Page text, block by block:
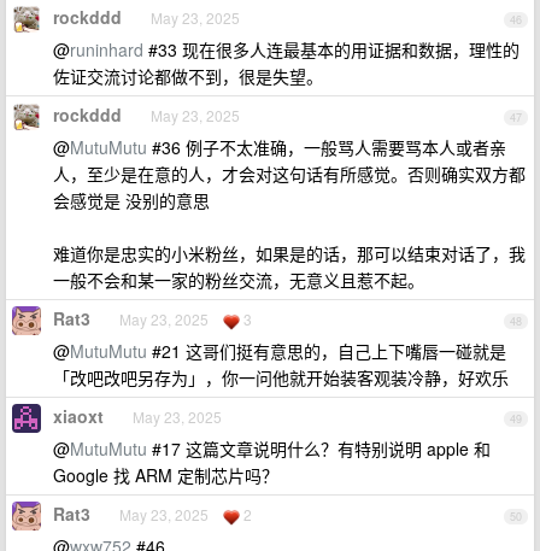
46
rockddd May 23, 2025
@runinhard #33 现在很多人连最基本的用证据和数据，理性的
佐证交流讨论都做不到，很是失望。
47
rockddd May 23, 2025
@MutuMutu #36 例子不太准确，一般骂人需要骂本人或者亲
人，至少是在意的人，才会对这句话有所感觉。否则确实双方都
会感觉是 没别的意思
难道你是忠实的小米粉丝，如果是的话，那可以结束对话了，我
一般不会和某一家的粉丝交流，无意义且惹不起。
48
Rat3 May 23, 2025 3
@MutuMutu #21 这哥们挺有意思的，自己上下嘴唇一碰就是
「改吧改吧另存为」，你一问他就开始装客观装冷静，好欢乐
49
xiaoxt May 23, 2025
@MutuMutu #17 这篇文章说明什么？有特别说明 apple 和
Google 找 ARM 定制芯片吗？
50
Rat3 May 23, 2025 2